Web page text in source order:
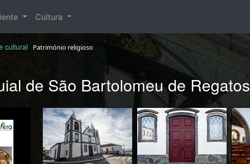
Cultura
cultural Património religioso
de São Bartolomeu de Regatos